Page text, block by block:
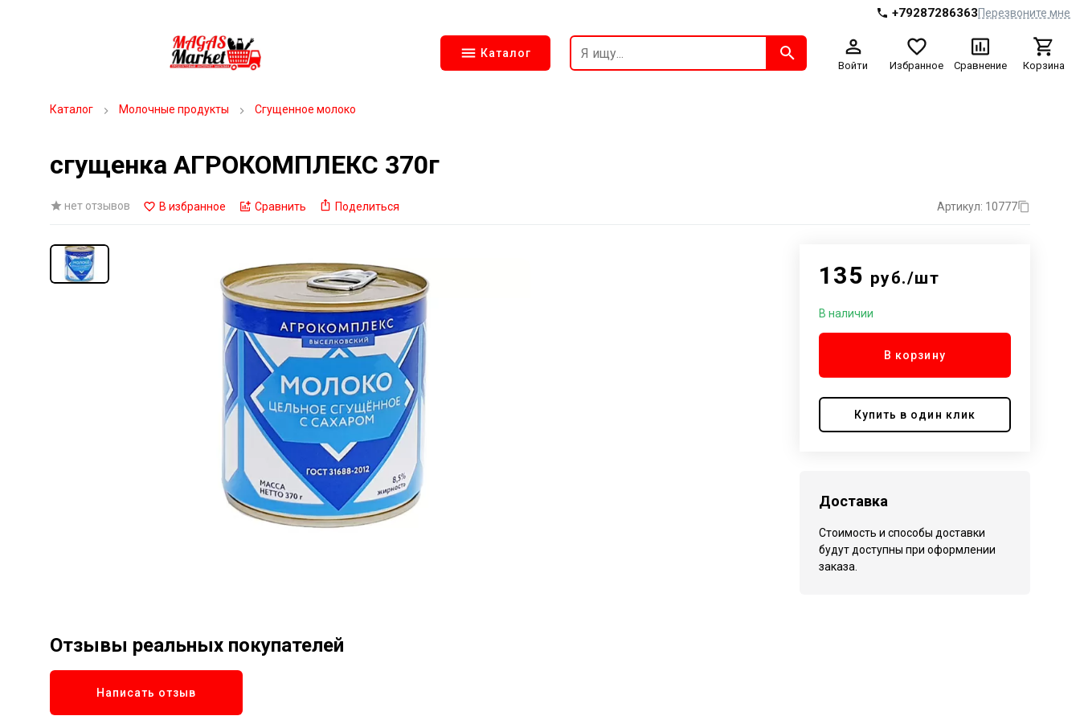
+79287286363Перезвоните мне
Каталог
Войти Избранное Сравнение Корзина
Каталог Молочные продукты Сгущенное молоко
сгущенка АГРОКОМПЛЕКС 370г
нет отзывов В избранное Сравнить Поделиться Артикул: 10777
135 руб./шт
В наличии
В корзину
Купить в один клик
Доставка
Стоимость и способы доставки
будут доступны при оформлении
заказа.
Отзывы реальных покупателей
Написать отзыв